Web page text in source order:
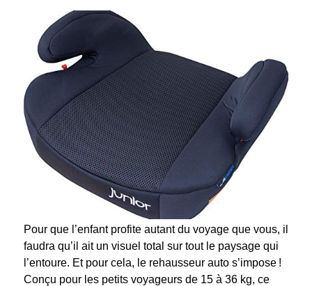
Pour que l’enfant profite autant du voyage que vous, il
faudra qu’il ait un visuel total sur tout le paysage qui
l’entoure. Et pour cela, le rehausseur auto s’impose !
Conçu pour les petits voyageurs de 15 à 36 kg, ce